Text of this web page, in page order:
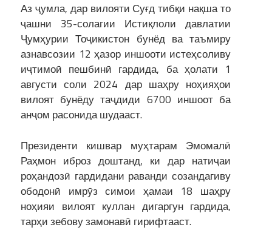
Аз ҷумла, дар вилояти Суғд тибқи нақша то
ҷашни 35-солагии Истиқлоли давлатии
Ҷумҳурии Тоҷикистон бунёд ва таъмиру
азнавсозии 12 ҳазор иншооти истеҳсоливу
иҷтимоӣ пешбинӣ гардида, ба ҳолати 1
августи соли 2024 дар шаҳру ноҳияҳои
вилоят бунёду таҷдиди 6700 иншоот ба
анҷом расонида шудааст.
Президенти кишвар муҳтарам Эмомалӣ
Раҳмон иброз доштанд, ки дар натиҷаи
роҳандозӣ гардидани раванди созандагиву
ободонӣ имрӯз симои ҳамаи 18 шаҳру
ноҳияи вилоят куллан дигаргун гардида,
тарҳи зебову замонавӣ гирифтааст.